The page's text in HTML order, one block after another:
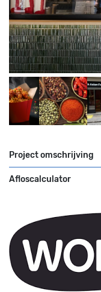
Project omschrijving
Afloscalculator